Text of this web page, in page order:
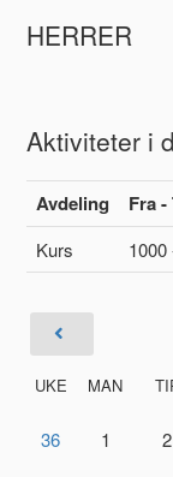
HERRER
Aktiviteter i
Avdeling Fra -
Kurs 1000
UKE MAN
36 1 2